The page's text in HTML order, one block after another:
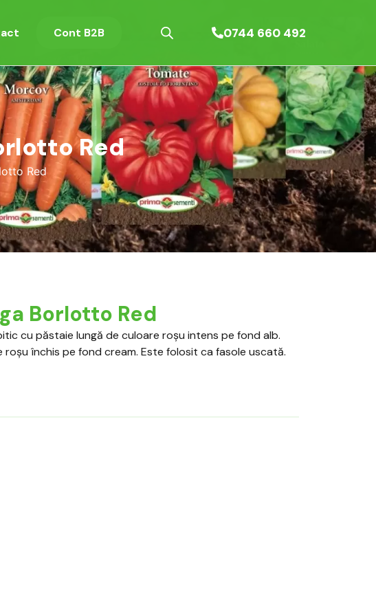
Cont B2B 0744 660 492
Red
Red
Borlotto Red
cu păstaie lungă de culoare roșu intens pe fond alb.
închis pe fond cream. Este folosit ca fasole uscată.